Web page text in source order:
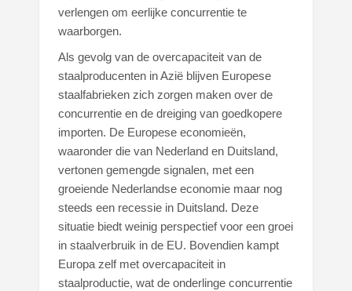
verlengen om eerlijke concurrentie te
waarborgen.
Als gevolg van de overcapaciteit van de
staalproducenten in Azië blijven Europese
staalfabrieken zich zorgen maken over de
concurrentie en de dreiging van goedkopere
importen. De Europese economieën,
waaronder die van Nederland en Duitsland,
vertonen gemengde signalen, met een
groeiende Nederlandse economie maar nog
steeds een recessie in Duitsland. Deze
situatie biedt weinig perspectief voor een groei
in staalverbruik in de EU. Bovendien kampt
Europa zelf met overcapaciteit in
staalproductie, wat de onderlinge concurrentie